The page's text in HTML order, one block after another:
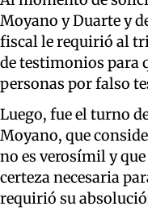
Moyano y Duarte y
fiscal le requirió al
de testimonios para
personas por falso
Luego, fue el turno
Moyano, que
no es verosímil y
certeza necesaria
requirió su